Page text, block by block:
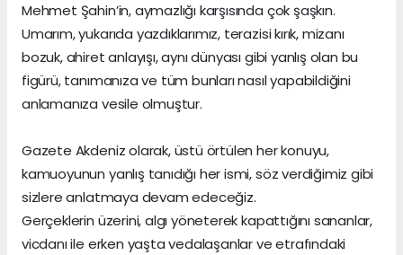
Mehmet Şahin’in, aymazlığı karşısında çok şaşkın.
Umarım, yukarıda yazdıklarımız, terazisi kırık, mizanı
bozuk, ahiret anlayışı, aynı dünyası gibi yanlış olan bu
figürü, tanımanıza ve tüm bunları nasıl yapabildiğini
anlamanıza vesile olmuştur.
Gazete Akdeniz olarak, üstü örtülen her konuyu,
kamuoyunun yanlış tanıdığı her ismi, söz verdiğimiz gibi
sizlere anlatmaya devam edeceğiz.
Gerçeklerin üzerini, algı yöneterek kapattığını sananlar,
vicdanı ile erken yaşta vedalaşanlar ve etrafındaki